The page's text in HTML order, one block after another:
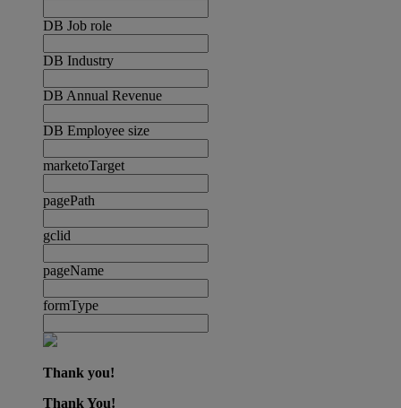
DB Job role
DB Industry
DB Annual Revenue
DB Employee size
marketoTarget
pagePath
gclid
pageName
formType
Thank you!
Thank You!